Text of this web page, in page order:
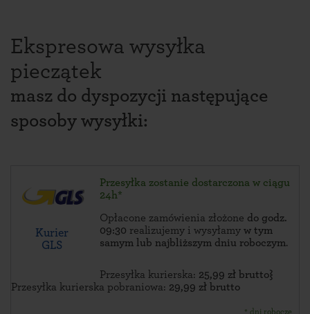
Ekspresowa wysyłka
pieczątek
masz do dyspozycji następujące
sposoby wysyłki:
Kurier
GLS
Przesyłka zostanie dostarczona w ciągu
24h*
Opłacone zamówienia złożone do godz.
09:30 realizujemy i wysyłamy w tym
samym lub najbliższym dniu roboczym.
Przesyłka kurierska: 25,99 zł brutto}
Przesyłka kurierska pobraniowa: 29,99 zł brutto
* dni robocze